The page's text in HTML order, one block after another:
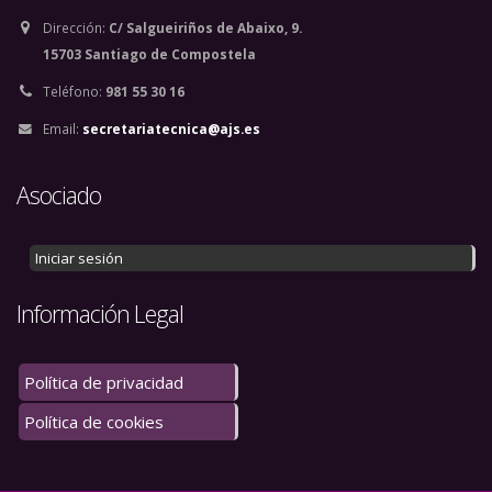
Dirección: C/ Salgueiriños de Abaixo, 9.
15703 Santiago de Compostela
Teléfono: 981 55 30 16
Email: secretariatecnica@ajs.es
Asociado
Iniciar sesión
Información Legal
Política de privacidad
Política de cookies